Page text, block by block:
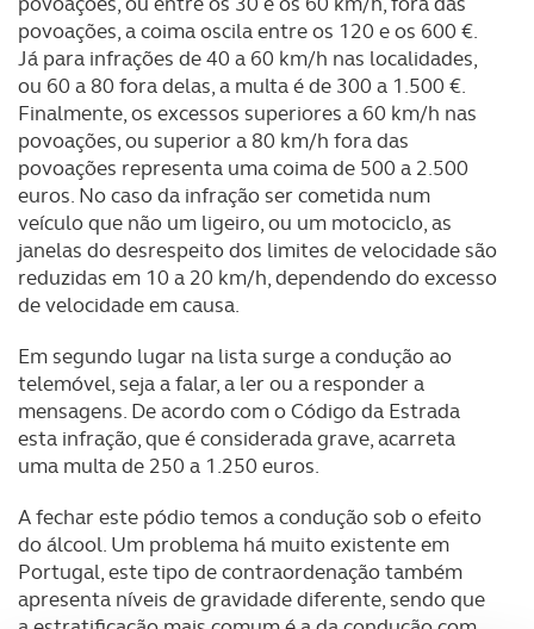
povoações, a coima oscila entre os 120 e os 600 €.
Já para infrações de 40 a 60 km/h nas localidades,
ou 60 a 80 fora delas, a multa é de 300 a 1.500 €.
Finalmente, os excessos superiores a 60 km/h nas
povoações, ou superior a 80 km/h fora das
povoações representa uma coima de 500 a 2.500
euros. No caso da infração ser cometida num
veículo que não um ligeiro, ou um motociclo, as
janelas do desrespeito dos limites de velocidade são
reduzidas em 10 a 20 km/h, dependendo do excesso
de velocidade em causa.
Em segundo lugar na lista surge a condução ao
telemóvel, seja a falar, a ler ou a responder a
mensagens. De acordo com o Código da Estrada
esta infração, que é considerada grave, acarreta
uma multa de 250 a 1.250 euros.
A fechar este pódio temos a condução sob o efeito
do álcool. Um problema há muito existente em
Portugal, este tipo de contraordenação também
apresenta níveis de gravidade diferente, sendo que